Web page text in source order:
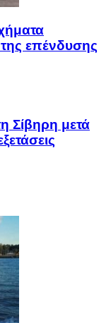
επένδυσης
Σίβηρη μετά